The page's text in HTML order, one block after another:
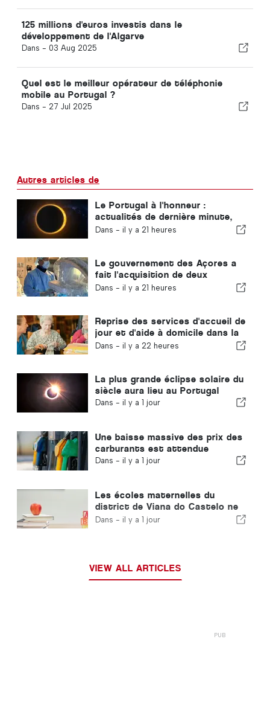
125 millions d'euros investis dans le
développement de l'Algarve
Dans - 03 Aug 2025
Quel est le meilleur opérateur de téléphonie
mobile au Portugal ?
Dans - 27 Jul 2025
Autres articles de
Le Portugal à l'honneur :
actualités de dernière minute,
tendances touristiques et les
Dans - il y a 21 heures
Le gouvernement des Açores a
fait l'acquisition de deux
nouveaux systèmes de chirurgie
Dans - il y a 21 heures
Reprise des services d'accueil de
jour et d'aide à domicile dans la
commune de Portugal
Dans - il y a 22 heures
La plus grande éclipse solaire du
siècle aura lieu au Portugal
Dans - il y a 1 jour
Une baisse massive des prix des
carburants est attendue
Dans - il y a 1 jour
Les écoles maternelles du
district de Viana do Castelo ne
fermeront pas au Portugal
Dans - il y a 1 jour
VIEW ALL ARTICLES